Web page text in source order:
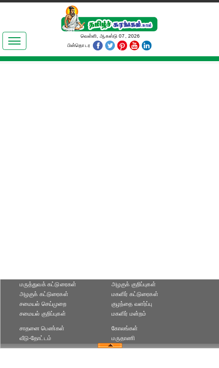
இலக்கியங்கள்
தமிழ் உலகம்
வெள்ளி, ஆகஸ்டு 07, 2026
பின்தொடர
மருத்துவக் கட்டுரைகள்
அழகுக் கட்டுரைகள்
அழகுக் குறிப்புகள்
மகளிர் கட்டுரைகள்
சமையல் செய்முறை
சமையல் குறிப்புகள்
குழந்தை வளர்ப்பு
மகளிர் மன்றம்
சாதனை பெண்கள்
வீடு-தோட்டம்
கோலங்கள்
மருதாணி